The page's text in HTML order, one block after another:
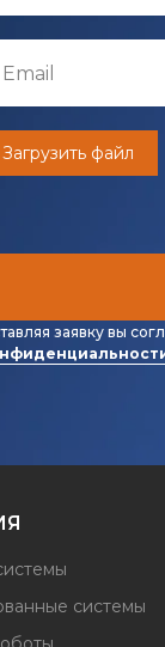
Загрузить файл
заявку вы
системы